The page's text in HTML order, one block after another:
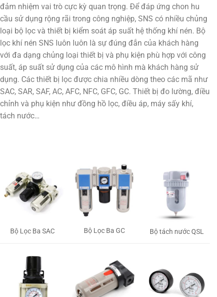
đảm nhiệm vai trò cực kỳ quan trọng. Để đáp ứng chon hu
cầu sử dụng rộng rãi trong công nghiệp, SNS có nhiều chủng
loại bộ lọc và thiết bị kiểm soát áp suất hệ thống khí nén. Bộ
lọc khí nén SNS luôn luôn là sự đúng đắn của khách hàng
với đa dạng chủng loại thiết bị và phụ kiện phù hợp với công
suất, áp suất sử dụng của các mô hình mà khách hàng sử
dụng. Các thiết bị lọc được chia nhiều dòng theo các mã như
SAC, SAR, SAF, AC, AFC, NFC, GFC, GC. Thiết bị đo lường, điều
chỉnh và phụ kiện như đồng hồ lọc, điều áp, máy sấy khí,
tách nước…
Bộ Lọc Ba SAC Bộ Lọc Ba GC Bộ tách nước QSL